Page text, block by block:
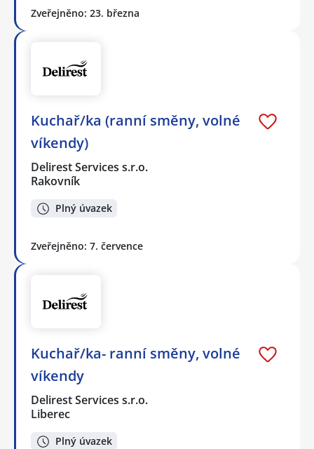
Zveřejněno: 23. března
Kuchař/ka (ranní směny, volné
víkendy)
Delirest Services s.r.o.
Rakovník
Plný úvazek
Zveřejněno: 7. července
Kuchař/ka- ranní směny, volné
víkendy
Delirest Services s.r.o.
Liberec
Plný úvazek